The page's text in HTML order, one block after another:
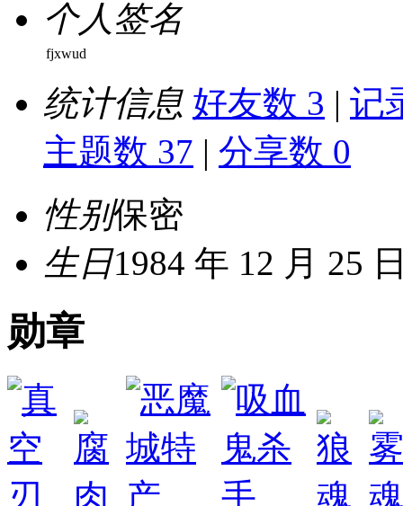
个人签名
fjxwud
统计信息 好友数 3 | 记
主题数 37 | 分享数 0
性别保密
生日1984 年 12 月 25
勋章